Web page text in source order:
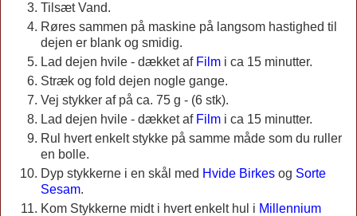
Tilsæt Vand.
Røres sammen på maskine på langsom hastighed til
dejen er blank og smidig.
Lad dejen hvile - dækket af Film i ca 15 minutter.
Stræk og fold dejen nogle gange.
Vej stykker af på ca. 75 g - (6 stk).
Lad dejen hvile - dækket af Film i ca 15 minutter.
Rul hvert enkelt stykke på samme måde som du ruller
en bolle.
Dyp stykkerne i en skål med Hvide Birkes og Sorte
Sesam.
Kom Stykkerne midt i hvert enkelt hul i Millennium